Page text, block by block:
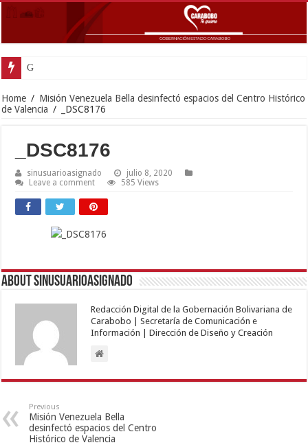
Gobernador La
Home / Misión Venezuela Bella desinfectó espacios del Centro Histórico
de Valencia / _DSC8176
_DSC8176
sinusuarioasignado
julio 8, 2020
Leave a comment
585 Views
About sinusuarioasignado
Redacción Digital de la Gobernación Bolivariana de
Carabobo | Secretaría de Comunicación e
Información | Dirección de Diseño y Creación
Previous
Misión Venezuela Bella
desinfectó espacios del Centro
Histórico de Valencia